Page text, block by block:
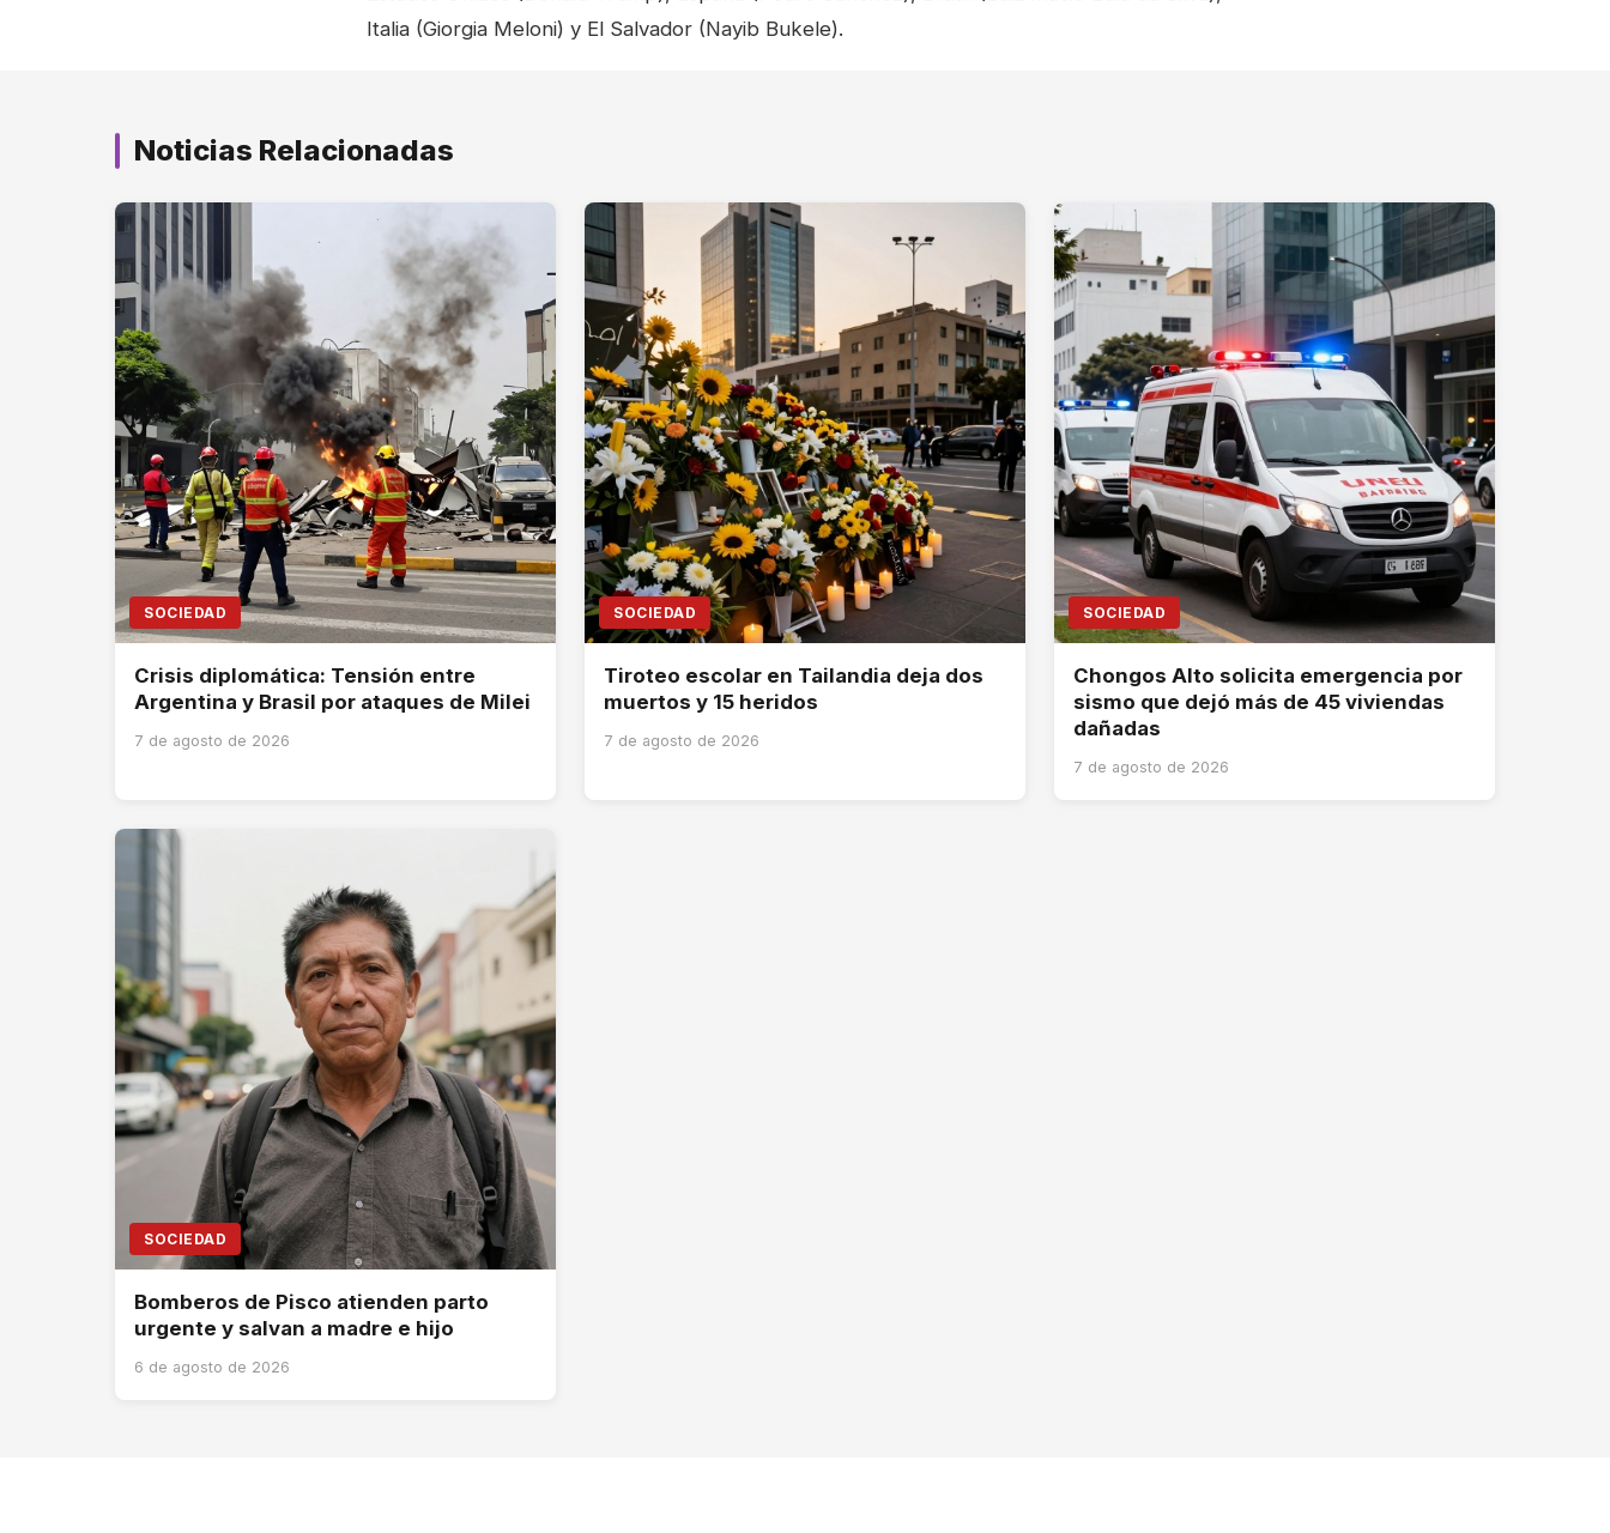
Italia (Giorgia Meloni) y El Salvador (Nayib Bukele).
Noticias Relacionadas
SOCIEDAD
Crisis diplomática: Tensión entre
Argentina y Brasil por ataques de Milei
7 de agosto de 2026
SOCIEDAD
Tiroteo escolar en Tailandia deja dos
muertos y 15 heridos
7 de agosto de 2026
SOCIEDAD
Chongos Alto solicita emergencia por
sismo que dejó más de 45 viviendas
dañadas
7 de agosto de 2026
SOCIEDAD
Bomberos de Pisco atienden parto
urgente y salvan a madre e hijo
6 de agosto de 2026